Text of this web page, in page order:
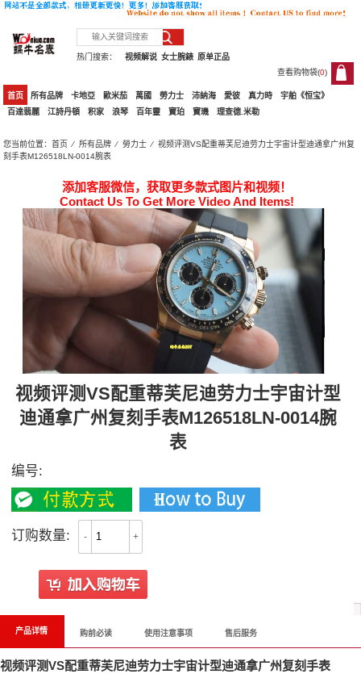
热门搜索： 原单正品
女士腕錶
视频解说
查看购物袋(0)
0
首页 所有品牌 卡地亞 歐米茄 萬國 勞力士 沛納海 愛彼 真力時
宇舶《恒宝》
百達翡麗
江詩丹頓 积家 浪琴 百年靈 寶珀 寶璣 理查德.米勒
您当前位置：首页 ⁄所有品牌 ⁄勞力士 ⁄ 视频评测VS配重蒂芙尼迪劳力士宇宙计型迪通拿广州复
刻手表M126518LN-0014腕表
添加客服微信，获取更多款式图片和视频！
Contact Us To Get More Video And Items!
视频评测VS配重蒂芙尼迪劳力士宇宙计型
迪通拿广州复刻手表M126518LN-0014腕
表
编号:
订购数量: - +
产品详情 购前必读 使用注意事项 售后服务
视频评测VS配重蒂芙尼迪劳力士宇宙计型迪通拿广州复刻手表